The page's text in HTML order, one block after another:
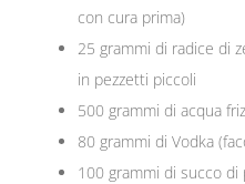
con cura prima)
25 grammi di radice di
in pezzetti piccoli
500 grammi di acqua
80 grammi di Vodka
100 grammi di succo